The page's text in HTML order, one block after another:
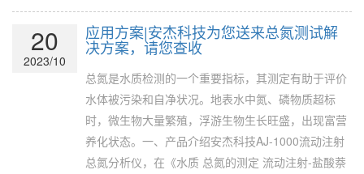
20
2023/10
应用方案|安杰科技为您送来总氮测试解
决方案，请您查收
总氮是水质检测的一个重要指标，其测定有助于评价
水体被污染和自净状况。地表水中氮、磷物质超标
时，微生物大量繁殖，浮游生物生长旺盛，出现富营
养化状态。一、产品介绍安杰科技AJ-1000流动注射
总氮分析仪，在《水质 总氮的测定 流动注射-盐酸萘